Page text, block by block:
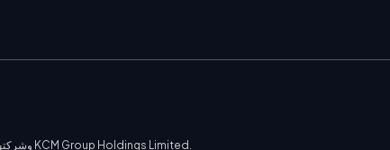
يتم توفير الخدمات على هذا الموقع من قبل شركة Kohle Capital Markets Limited، وهي جزء من مجموعة KCM وشركتها الأم هي KCM Group Holdings Limited.